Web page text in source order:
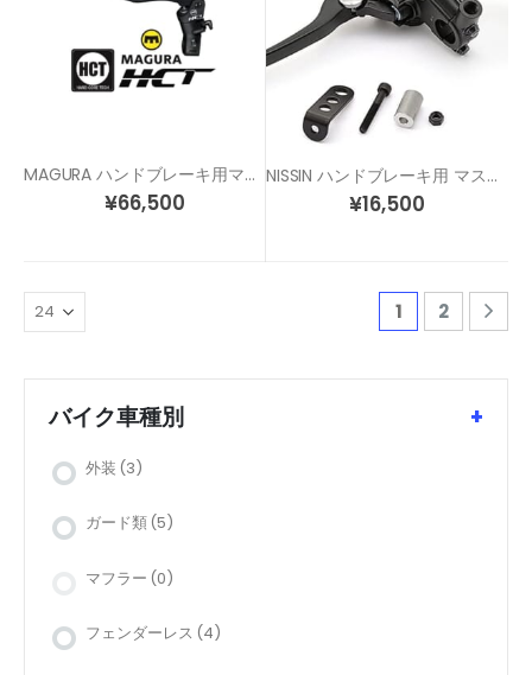
MAGURA ハンドブレーキ用マスターシリンダー(左側用)
¥66,500
NISSIN ハンドブレーキ用 マスターシリンダー(左側用)
¥16,500
1 2
バイク車種別 +
外装 (3)
ガード類 (5)
マフラー (0)
フェンダーレス (4)